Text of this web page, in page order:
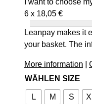
6 x 18,05 €
Leanpay makes it
your basket. The
More information
WÄHLEN SIZE
L M S